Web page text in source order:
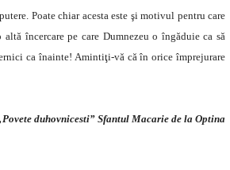
Poate chiar acesta este şi motivul pentru care
încercare pe care Dumnezeu o îngăduie ca să
ca înainte! Amintiţi-vă că în orice împrejurare
duhovnicesti” Sfantul Macarie de la Optina